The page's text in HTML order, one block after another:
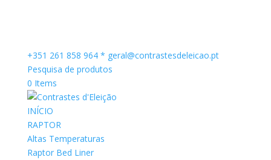
+351 261 858 964 * geral@contrastesdeleicao.pt
Pesquisa de produtos
0 Items
INÍCIO
RAPTOR
Altas Temperaturas
Raptor Bed Liner